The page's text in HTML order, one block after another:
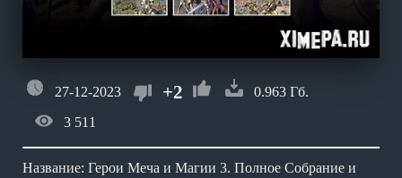
27-12-2023 +2
0.963 Гб.
3 511
Название: Герои Меча и Магии 3. Полное Собрание и